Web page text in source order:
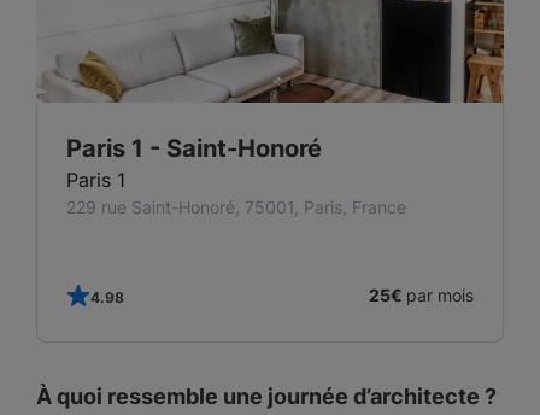
Paris 1 - Saint-Honoré
Paris 1
229 rue Saint-Honoré, 75001, Paris, France
4.98 25€ par mois
À quoi ressemble une journée d’architecte ?